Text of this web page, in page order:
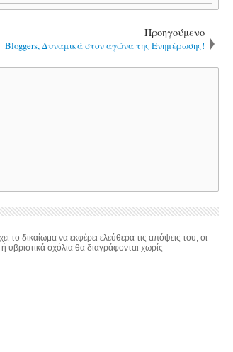
Προηγούμενο
Bloggers, Δυναμικά στον αγώνα της Ενημέρωσης!
το δικαίωμα να εκφέρει ελεύθερα τις απόψεις του, οι
υβριστικά σχόλια θα διαγράφονται χωρίς